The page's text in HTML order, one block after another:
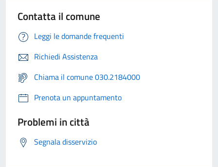
Contatta il comune
Leggi le domande frequenti
Richiedi Assistenza
Chiama il comune 030.2184000
Prenota un appuntamento
Problemi in città
Segnala disservizio